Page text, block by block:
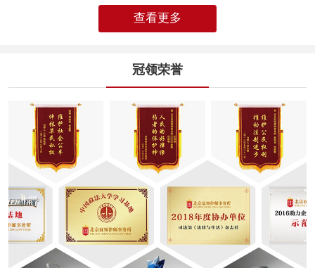
查看更多
冠领荣誉